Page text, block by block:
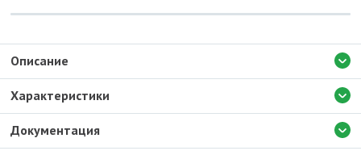
Описание
Характеристики
Документация